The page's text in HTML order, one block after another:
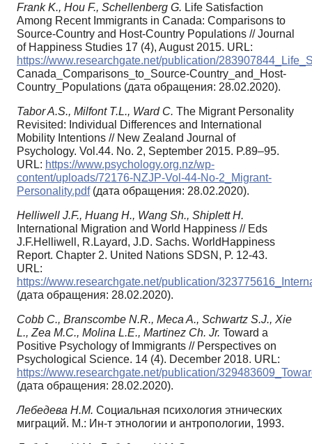
Frank K., Hou F., Schellenberg G. Life Satisfaction
Among Recent Immigrants in Canada: Comparisons to
Source-Country and Host-Country Populations // Journal
of Happiness Studies 17 (4), August 2015. URL:
https://www.researchgate.net/publication/
Canada_Comparisons_to_Source-Country_and_Host-
Country_Populations (дата обращения: 28.02.2020).
Tabor A.S., Milfont T.L., Ward C. The Migrant Personality
Revisited: Individual Differences and International
Mobility Intentions // New Zealand Journal of
Psychology. Vol.44. No. 2, September 2015. P.89–95.
URL: https://www.psychology.org.nz/wp-
content/uploads/72176-NZJP-Vol-44-No-2_Migrant-
Personality.pdf(дата обращения: 28.02.2020).
Helliwell J.F., Huang H., Wang Sh., Shiplett H.
International Migration and World Happiness // Eds
J.F.Helliwell, R.Layard, J.D. Sachs. WorldHappiness
Report. Chapter 2. United Nations SDSN, P. 12-43.
URL:
https://www.researchgate.net/publication/
(дата обращения: 28.02.2020).
Cobb C., Branscombe N.R., Meca A., Schwartz S.J., Xie
L., Zea M.C., Molina L.E., Martinez Ch. Jr. Toward a
Positive Psychology of Immigrants // Perspectives on
Psychological Science. 14 (4). December 2018. URL:
https://www.researchgate.net/publication/
(дата обращения: 28.02.2020).
Лебедева Н.М. Социальная психология этнических
миграций. М.: Ин-т этнологии и антропологии, 1993.